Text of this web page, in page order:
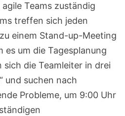
Teams zuständig
treffen sich jeden
einem Stand-up-Meeting
es um die Tagesplanung
die Teamleiter in drei
und suchen nach
Probleme, um 9:00 Uhr